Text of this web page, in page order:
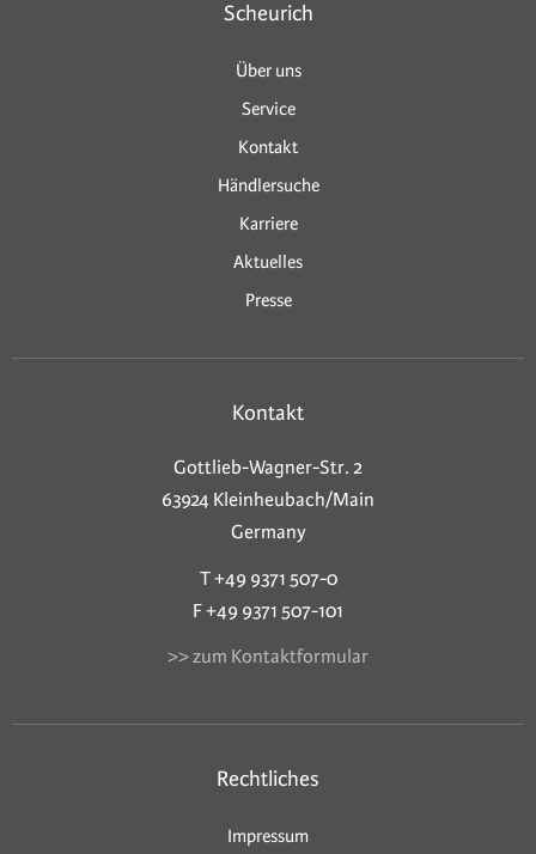
Scheurich
Über uns
Service
Kontakt
Händlersuche
Karriere
Aktuelles
Presse
Kontakt
Gottlieb-Wagner-Str. 2
63924 Kleinheubach/Main
Germany
T +49 9371 507-0
F +49 9371 507-101
>> zum Kontaktformular
Rechtliches
Impressum